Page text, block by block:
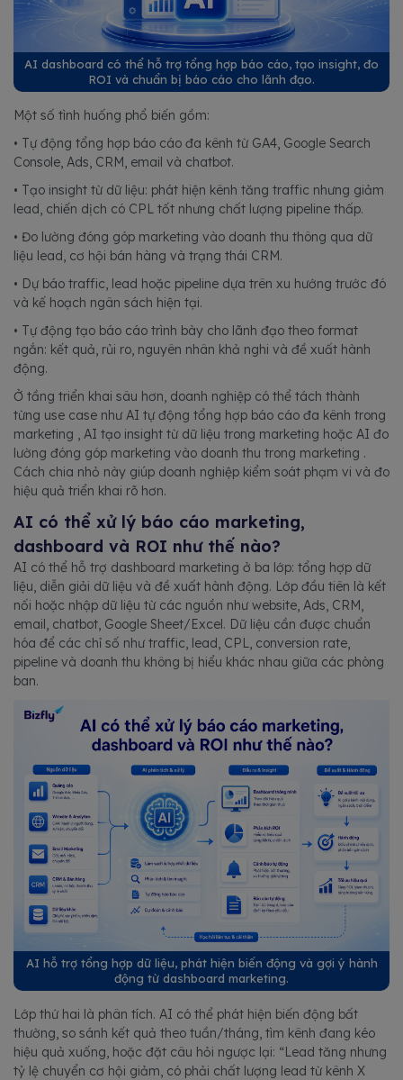
AI dashboard có thể hỗ trợ tổng hợp báo cáo, tạo insight, đo
ROI và chuẩn bị báo cáo cho lãnh đạo.
Một số tình huống phổ biến gồm:
• Tự động tổng hợp báo cáo đa kênh từ GA4, Google Search
Console, Ads, CRM, email và chatbot.
• Tạo insight từ dữ liệu: phát hiện kênh tăng traffic nhưng giảm
lead, chiến dịch có CPL tốt nhưng chất lượng pipeline thấp.
• Đo lường đóng góp marketing vào doanh thu thông qua dữ
liệu lead, cơ hội bán hàng và trạng thái CRM.
• Dự báo traffic, lead hoặc pipeline dựa trên xu hướng trước đó
và kế hoạch ngân sách hiện tại.
• Tự động tạo báo cáo trình bày cho lãnh đạo theo format
ngắn: kết quả, rủi ro, nguyên nhân khả nghi và đề xuất hành
động.
Ở tầng triển khai sâu hơn, doanh nghiệp có thể tách thành
từng use case như AI tự động tổng hợp báo cáo đa kênh trong
marketing , AI tạo insight từ dữ liệu trong marketing hoặc AI đo
lường đóng góp marketing vào doanh thu trong marketing .
Cách chia nhỏ này giúp doanh nghiệp kiểm soát phạm vi và đo
hiệu quả triển khai rõ hơn.
AI có thể xử lý báo cáo marketing,
dashboard và ROI như thế nào?
AI có thể hỗ trợ dashboard marketing ở ba lớp: tổng hợp dữ
liệu, diễn giải dữ liệu và đề xuất hành động. Lớp đầu tiên là kết
nối hoặc nhập dữ liệu từ các nguồn như website, Ads, CRM,
email, chatbot, Google Sheet/Excel. Dữ liệu cần được chuẩn
hóa để các chỉ số như traffic, lead, CPL, conversion rate,
pipeline và doanh thu không bị hiểu khác nhau giữa các phòng
ban.
AI hỗ trợ tổng hợp dữ liệu, phát hiện biến động và gợi ý hành
động từ dashboard marketing.
Lớp thứ hai là phân tích. AI có thể phát hiện biến động bất
thường, so sánh kết quả theo tuần/tháng, tìm kênh đang kéo
hiệu quả xuống, hoặc đặt câu hỏi ngược lại: “Lead tăng nhưng
tỷ lệ chuyển cơ hội giảm, có phải chất lượng lead từ kênh X